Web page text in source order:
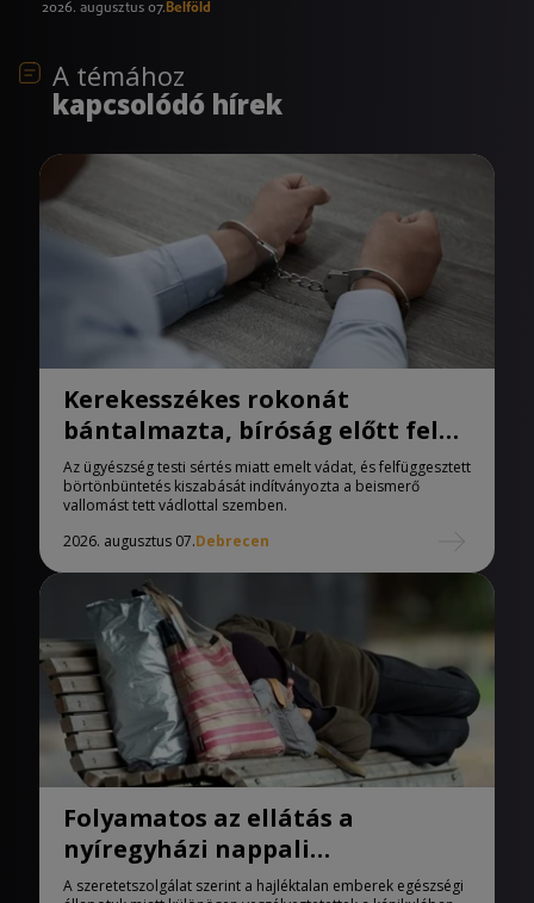
2026. augusztus 07.Belföld
A témához
kapcsolódó hírek
Kerekesszékes rokonát
bántalmazta, bíróság előtt felel
a férfi
Az ügyészség testi sértés miatt emelt vádat, és felfüggesztett
börtönbüntetés kiszabását indítványozta a beismerő
vallomást tett vádlottal szemben.
2026. augusztus 07.Debrecen
Folyamatos az ellátás a
nyíregyházi nappali
melegedőben
A szeretetszolgálat szerint a hajléktalan emberek egészségi